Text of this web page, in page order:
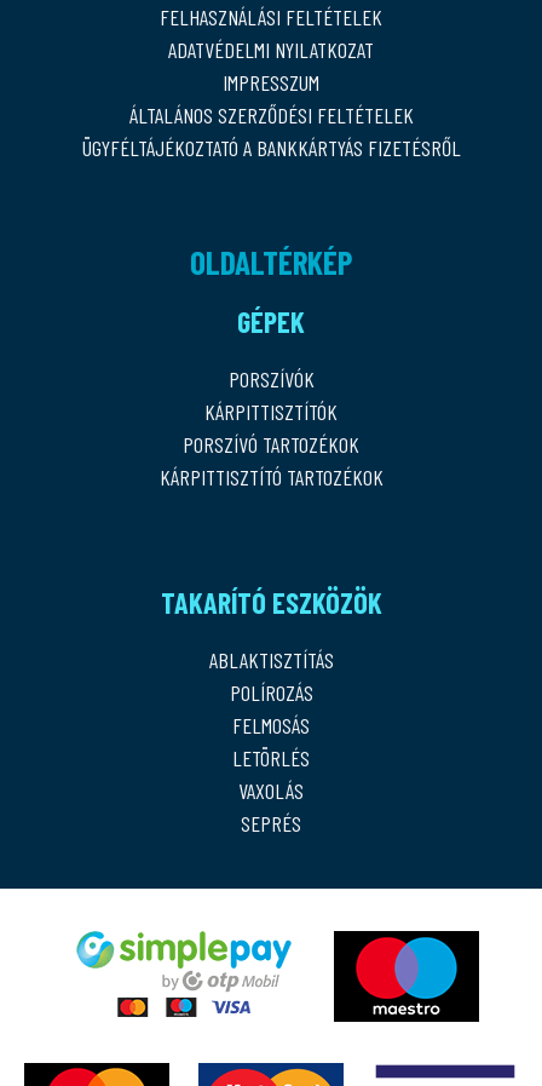
FELHASZNÁLÁSI FELTÉTELEK
ADATVÉDELMI NYILATKOZAT
IMPRESSZUM
ÁLTALÁNOS SZERZŐDÉSI FELTÉTELEK
ÜGYFÉLTÁJÉKOZTATÓ A BANKKÁRTYÁS FIZETÉSRŐL
OLDALTÉRKÉP
GÉPEK
PORSZÍVÓK
KÁRPITTISZTÍTÓK
PORSZÍVÓ TARTOZÉKOK
KÁRPITTISZTÍTÓ TARTOZÉKOK
TAKARÍTÓ ESZKÖZÖK
ABLAKTISZTÍTÁS
POLÍROZÁS
FELMOSÁS
LETÖRLÉS
VAXOLÁS
SEPRÉS